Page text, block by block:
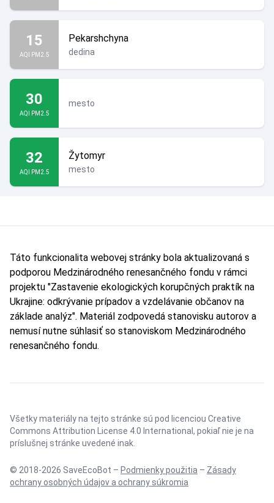
15
AQI PM2.5
Pekarshchyna
dedina
30
AQI PM2.5
mesto
32
AQI PM2.5
Žytomyr
mesto
Táto funkcionalita webovej stránky bola aktualizovaná s
podporou Medzinárodného renesančného fondu v rámci
projektu "Zastavenie ekologických korupčných praktík na
Ukrajine: odkrývanie prípadov a vzdelávanie občanov na
základe analýz". Materiál zodpovedá stanovisku autorov a
nemusí nutne súhlasiť so stanoviskom Medzinárodného
renesančného fondu.
Všetky materiály na tejto stránke sú pod licenciou Creative
Commons Attribution License 4.0 International , pokiaľ nie je na
príslušnej stránke uvedené inak.
© 2018-2026 SaveEcoBot – Podmienky použitia – Zásady
ochrany osobných údajov a ochrany súkromia